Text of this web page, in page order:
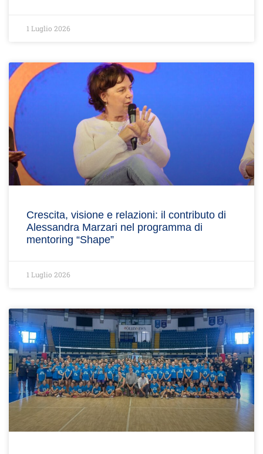
1 Luglio 2026
Crescita, visione e relazioni: il contributo di
Alessandra Marzari nel programma di
mentoring “Shape”
1 Luglio 2026